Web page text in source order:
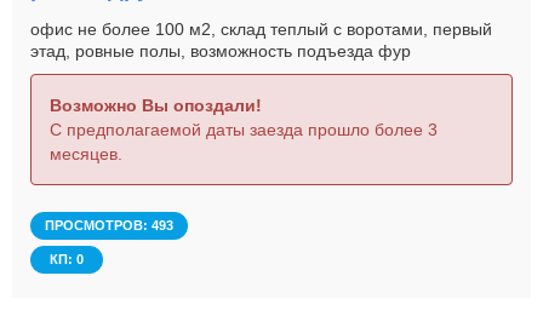
офис не более 100 м2, склад теплый с воротами, первый
этад, ровные полы, возможность подъезда фур
Возможно Вы опоздали!
С предполагаемой даты заезда прошло более 3
месяцев.
ПРОСМОТРОВ: 493
КП: 0